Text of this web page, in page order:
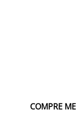
COMPRE